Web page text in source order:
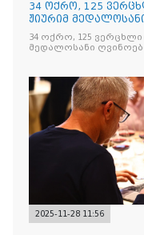
34 ოქრო, 125
ჟიურიმ
34 ოქრო, 125 ვერცხლი
მედალოსანი ღვინოები და
2025-11-28 11:56